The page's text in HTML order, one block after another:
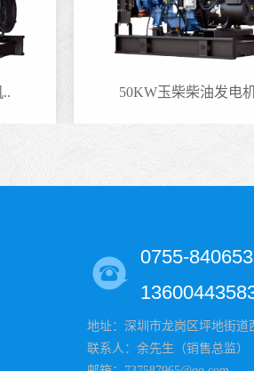
50KW玉柴柴油发电
0755-
地址：深圳市龙岗区坪地街道
联系人：余先生（销售总监）